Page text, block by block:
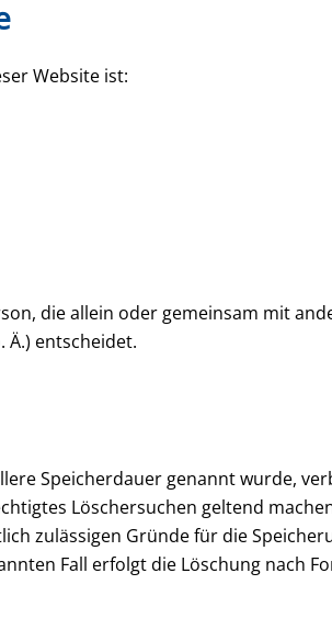
Website ist:
die allein oder gemeinsam mit
Ä.) entscheidet.
Speicherdauer genannt wurde,
Löschersuchen geltend
zulässigen Gründe für die
Fall erfolgt die Löschung nach